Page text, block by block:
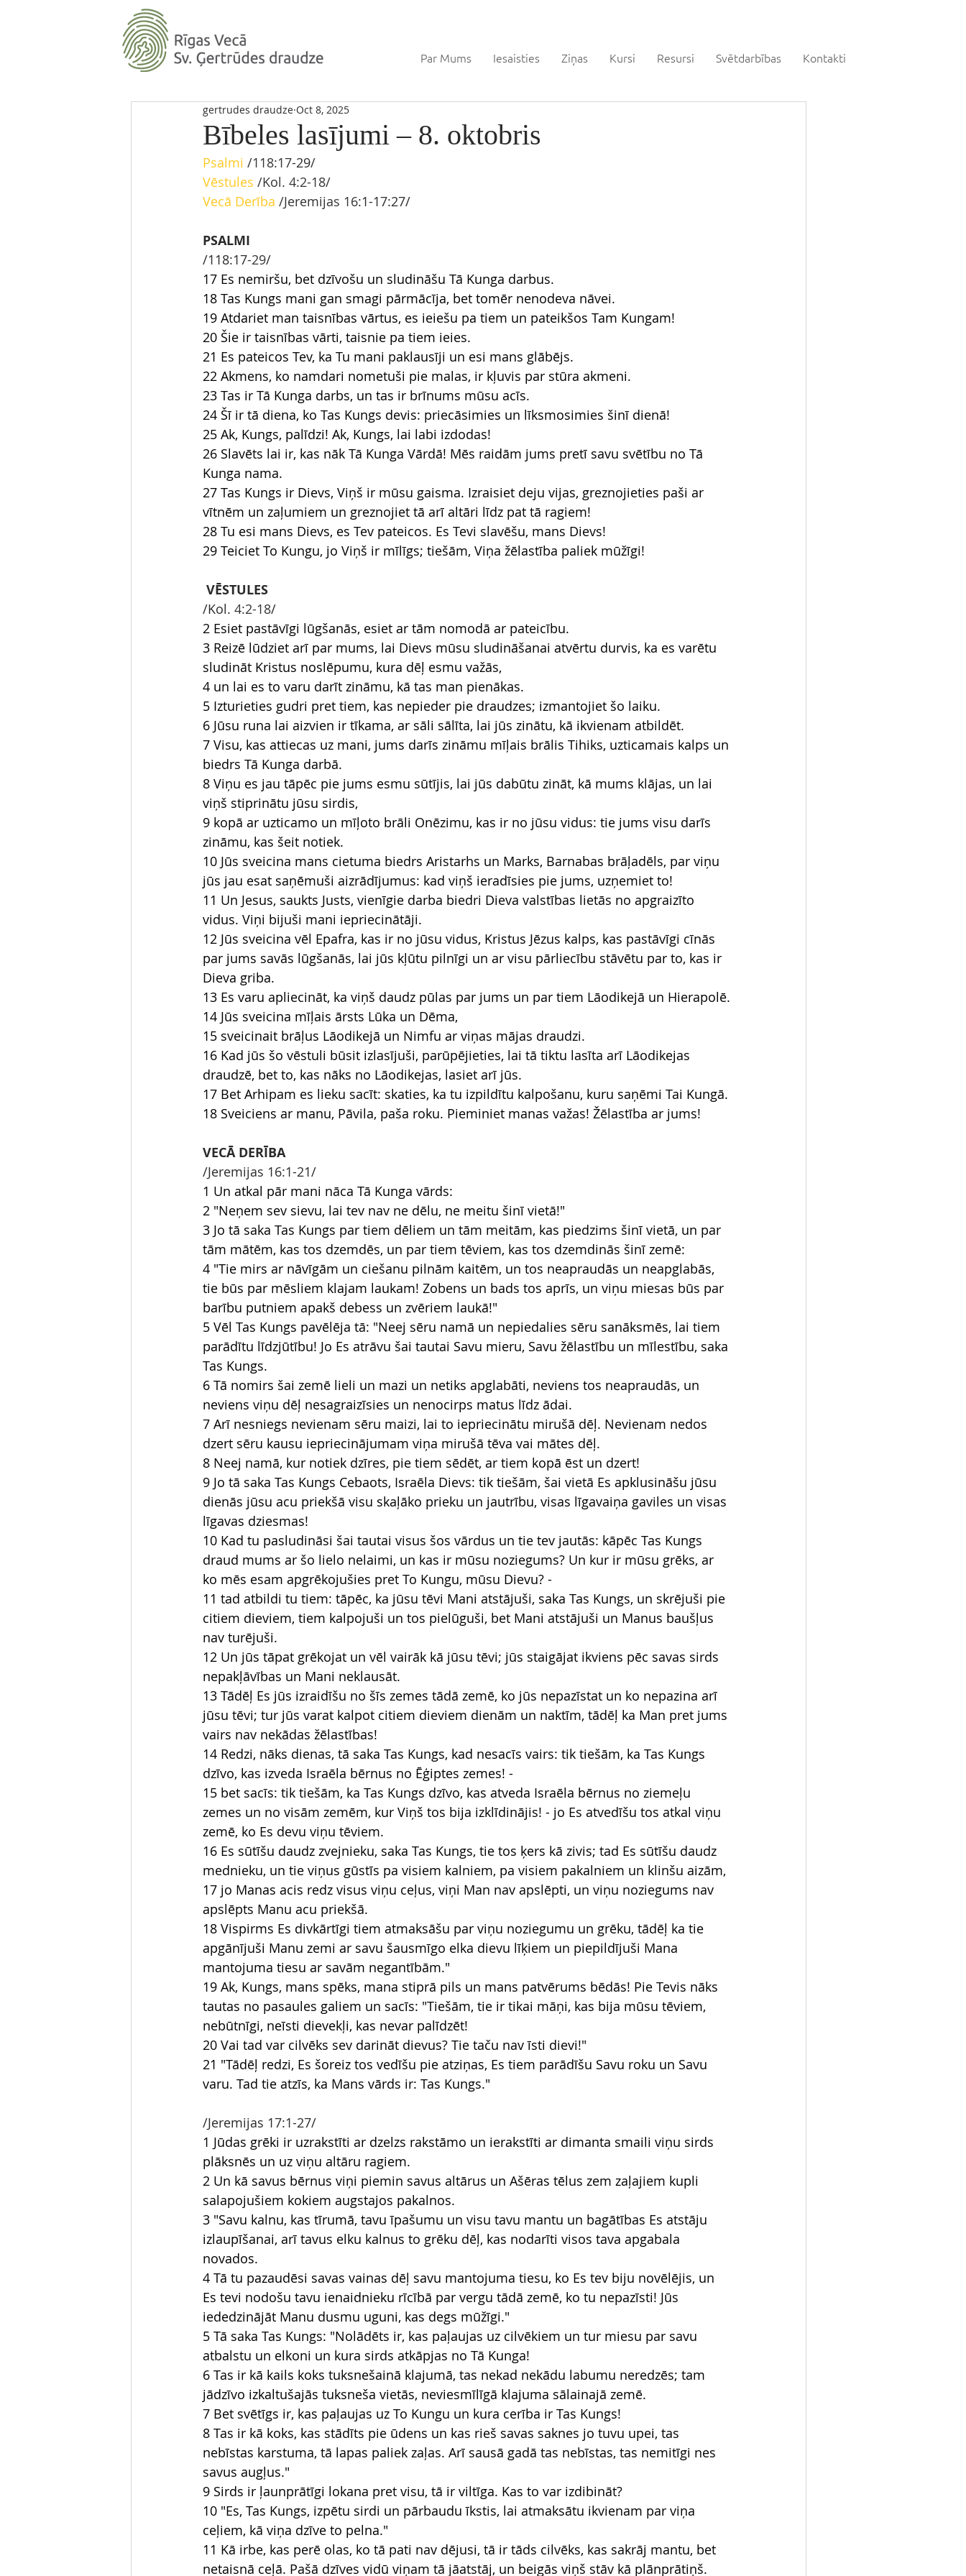
Par Mums Iesaisties Ziņas Kursi Resursi Svētdarbības Kontakti
Bībeles lasījumi – 8. oktobris
gertrudes draudze Oct 8, 2025
Psalmi /118:17-29/
Vēstules /Kol. 4:2-18/
Vecā Derība /Jeremijas 16:1-17:27/
PSALMI
/118:17-29/
17 Es nemiršu, bet dzīvošu un sludināšu Tā Kunga darbus.
18 Tas Kungs mani gan smagi pārmācīja, bet tomēr nenodeva nāvei.
19 Atdariet man taisnības vārtus, es ieiešu pa tiem un pateikšos Tam Kungam!
20 Šie ir taisnības vārti, taisnie pa tiem ieies.
21 Es pateicos Tev, ka Tu mani paklausīji un esi mans glābējs.
22 Akmens, ko namdari nometuši pie malas, ir kļuvis par stūra akmeni.
23 Tas ir Tā Kunga darbs, un tas ir brīnums mūsu acīs.
24 Šī ir tā diena, ko Tas Kungs devis: priecāsimies un līksmosimies šinī dienā!
25 Ak, Kungs, palīdzi! Ak, Kungs, lai labi izdodas!
26 Slavēts lai ir, kas nāk Tā Kunga Vārdā! Mēs raidām jums pretī savu svētību no Tā
Kunga nama.
27 Tas Kungs ir Dievs, Viņš ir mūsu gaisma. Izraisiet deju vijas, greznojieties paši ar
vītnēm un zaļumiem un greznojiet tā arī altāri līdz pat tā ragiem!
28 Tu esi mans Dievs, es Tev pateicos. Es Tevi slavēšu, mans Dievs!
29 Teiciet To Kungu, jo Viņš ir mīlīgs; tiešām, Viņa žēlastība paliek mūžīgi!
VĒSTULES
/Kol. 4:2-18/
2 Esiet pastāvīgi lūgšanās, esiet ar tām nomodā ar pateicību.
3 Reizē lūdziet arī par mums, lai Dievs mūsu sludināšanai atvērtu durvis, ka es varētu
sludināt Kristus noslēpumu, kura dēļ esmu važās,
4 un lai es to varu darīt zināmu, kā tas man pienākas.
5 Izturieties gudri pret tiem, kas nepieder pie draudzes; izmantojiet šo laiku.
6 Jūsu runa lai aizvien ir tīkama, ar sāli sālīta, lai jūs zinātu, kā ikvienam atbildēt.
7 Visu, kas attiecas uz mani, jums darīs zināmu mīļais brālis Tihiks, uzticamais kalps un
biedrs Tā Kunga darbā.
8 Viņu es jau tāpēc pie jums esmu sūtījis, lai jūs dabūtu zināt, kā mums klājas, un lai
viņš stiprinātu jūsu sirdis,
9 kopā ar uzticamo un mīļoto brāli Onēzimu, kas ir no jūsu vidus: tie jums visu darīs
zināmu, kas šeit notiek.
10 Jūs sveicina mans cietuma biedrs Aristarhs un Marks, Barnabas brāļadēls, par viņu
jūs jau esat saņēmuši aizrādījumus: kad viņš ieradīsies pie jums, uzņemiet to!
11 Un Jesus, saukts Justs, vienīgie darba biedri Dieva valstības lietās no apgraizīto
vidus. Viņi bijuši mani iepriecinātāji.
12 Jūs sveicina vēl Epafra, kas ir no jūsu vidus, Kristus Jēzus kalps, kas pastāvīgi cīnās
par jums savās lūgšanās, lai jūs kļūtu pilnīgi un ar visu pārliecību stāvētu par to, kas ir
Dieva griba.
13 Es varu apliecināt, ka viņš daudz pūlas par jums un par tiem Lāodikejā un Hierapolē.
14 Jūs sveicina mīļais ārsts Lūka un Dēma,
15 sveicinait brāļus Lāodikejā un Nimfu ar viņas mājas draudzi.
16 Kad jūs šo vēstuli būsit izlasījuši, parūpējieties, lai tā tiktu lasīta arī Lāodikejas
draudzē, bet to, kas nāks no Lāodikejas, lasiet arī jūs.
17 Bet Arhipam es lieku sacīt: skaties, ka tu izpildītu kalpošanu, kuru saņēmi Tai Kungā.
18 Sveiciens ar manu, Pāvila, paša roku. Pieminiet manas važas! Žēlastība ar jums!
VECĀ DERĪBA
/Jeremijas 16:1-21/
1 Un atkal pār mani nāca Tā Kunga vārds:
2 "Neņem sev sievu, lai tev nav ne dēlu, ne meitu šinī vietā!"
3 Jo tā saka Tas Kungs par tiem dēliem un tām meitām, kas piedzims šinī vietā, un par
tām mātēm, kas tos dzemdēs, un par tiem tēviem, kas tos dzemdinās šinī zemē:
4 "Tie mirs ar nāvīgām un ciešanu pilnām kaitēm, un tos neapraudās un neapglabās,
tie būs par mēsliem klajam laukam! Zobens un bads tos aprīs, un viņu miesas būs par
barību putniem apakš debess un zvēriem laukā!"
5 Vēl Tas Kungs pavēlēja tā: "Neej sēru namā un nepiedalies sēru sanāksmēs, lai tiem
parādītu līdzjūtību! Jo Es atrāvu šai tautai Savu mieru, Savu žēlastību un mīlestību, saka
Tas Kungs.
6 Tā nomirs šai zemē lieli un mazi un netiks apglabāti, neviens tos neapraudās, un
neviens viņu dēļ nesagraizīsies un nenocirps matus līdz ādai.
7 Arī nesniegs nevienam sēru maizi, lai to iepriecinātu mirušā dēļ. Nevienam nedos
dzert sēru kausu iepriecinājumam viņa mirušā tēva vai mātes dēļ.
8 Neej namā, kur notiek dzīres, pie tiem sēdēt, ar tiem kopā ēst un dzert!
9 Jo tā saka Tas Kungs Cebaots, Israēla Dievs: tik tiešām, šai vietā Es apklusināšu jūsu
dienās jūsu acu priekšā visu skaļāko prieku un jautrību, visas līgavaiņa gaviles un visas
līgavas dziesmas!
10 Kad tu pasludināsi šai tautai visus šos vārdus un tie tev jautās: kāpēc Tas Kungs
draud mums ar šo lielo nelaimi, un kas ir mūsu noziegums? Un kur ir mūsu grēks, ar
ko mēs esam apgrēkojušies pret To Kungu, mūsu Dievu? -
11 tad atbildi tu tiem: tāpēc, ka jūsu tēvi Mani atstājuši, saka Tas Kungs, un skrējuši pie
citiem dieviem, tiem kalpojuši un tos pielūguši, bet Mani atstājuši un Manus baušļus
nav turējuši.
12 Un jūs tāpat grēkojat un vēl vairāk kā jūsu tēvi; jūs staigājat ikviens pēc savas sirds
nepakļāvības un Mani neklausāt.
13 Tādēļ Es jūs izraidīšu no šīs zemes tādā zemē, ko jūs nepazīstat un ko nepazina arī
jūsu tēvi; tur jūs varat kalpot citiem dieviem dienām un naktīm, tādēļ ka Man pret jums
vairs nav nekādas žēlastības!
14 Redzi, nāks dienas, tā saka Tas Kungs, kad nesacīs vairs: tik tiešām, ka Tas Kungs
dzīvo, kas izveda Israēla bērnus no Ēģiptes zemes! -
15 bet sacīs: tik tiešām, ka Tas Kungs dzīvo, kas atveda Israēla bērnus no ziemeļu
zemes un no visām zemēm, kur Viņš tos bija izklīdinājis! - jo Es atvedīšu tos atkal viņu
zemē, ko Es devu viņu tēviem.
16 Es sūtīšu daudz zvejnieku, saka Tas Kungs, tie tos ķers kā zivis; tad Es sūtīšu daudz
mednieku, un tie viņus gūstīs pa visiem kalniem, pa visiem pakalniem un klinšu aizām,
17 jo Manas acis redz visus viņu ceļus, viņi Man nav apslēpti, un viņu noziegums nav
apslēpts Manu acu priekšā.
18 Vispirms Es divkārtīgi tiem atmaksāšu par viņu noziegumu un grēku, tādēļ ka tie
apgānījuši Manu zemi ar savu šausmīgo elka dievu līķiem un piepildījuši Mana
mantojuma tiesu ar savām negantībām."
19 Ak, Kungs, mans spēks, mana stiprā pils un mans patvērums bēdās! Pie Tevis nāks
tautas no pasaules galiem un sacīs: "Tiešām, tie ir tikai māņi, kas bija mūsu tēviem,
nebūtnīgi, neīsti dievekļi, kas nevar palīdzēt!
20 Vai tad var cilvēks sev darināt dievus? Tie taču nav īsti dievi!"
21 "Tādēļ redzi, Es šoreiz tos vedīšu pie atziņas, Es tiem parādīšu Savu roku un Savu
varu. Tad tie atzīs, ka Mans vārds ir: Tas Kungs."
/Jeremijas 17:1-27/
1 Jūdas grēki ir uzrakstīti ar dzelzs rakstāmo un ierakstīti ar dimanta smaili viņu sirds
plāksnēs un uz viņu altāru ragiem.
2 Un kā savus bērnus viņi piemin savus altārus un Ašēras tēlus zem zaļajiem kupli
salapojušiem kokiem augstajos pakalnos.
3 "Savu kalnu, kas tīrumā, tavu īpašumu un visu tavu mantu un bagātības Es atstāju
izlaupīšanai, arī tavus elku kalnus to grēku dēļ, kas nodarīti visos tava apgabala
novados.
4 Tā tu pazaudēsi savas vainas dēļ savu mantojuma tiesu, ko Es tev biju novēlējis, un
Es tevi nodošu tavu ienaidnieku rīcībā par vergu tādā zemē, ko tu nepazīsti! Jūs
iededzinājāt Manu dusmu uguni, kas degs mūžīgi."
5 Tā saka Tas Kungs: "Nolādēts ir, kas paļaujas uz cilvēkiem un tur miesu par savu
atbalstu un elkoni un kura sirds atkāpjas no Tā Kunga!
6 Tas ir kā kails koks tuksnešainā klajumā, tas nekad nekādu labumu neredzēs; tam
jādzīvo izkaltušajās tuksneša vietās, neviesmīlīgā klajuma sālainajā zemē.
7 Bet svētīgs ir, kas paļaujas uz To Kungu un kura cerība ir Tas Kungs!
8 Tas ir kā koks, kas stādīts pie ūdens un kas rieš savas saknes jo tuvu upei, tas
nebīstas karstuma, tā lapas paliek zaļas. Arī sausā gadā tas nebīstas, tas nemitīgi nes
savus augļus."
9 Sirds ir ļaunprātīgi lokana pret visu, tā ir viltīga. Kas to var izdibināt?
10 "Es, Tas Kungs, izpētu sirdi un pārbaudu īkstis, lai atmaksātu ikvienam par viņa
ceļiem, kā viņa dzīve to pelna."
11 Kā irbe, kas perē olas, ko tā pati nav dējusi, tā ir tāds cilvēks, kas sakrāj mantu, bet
netaisnā ceļā. Pašā dzīves vidū viņam tā jāatstāj, un beigās viņš stāv kā plānprātiņš.